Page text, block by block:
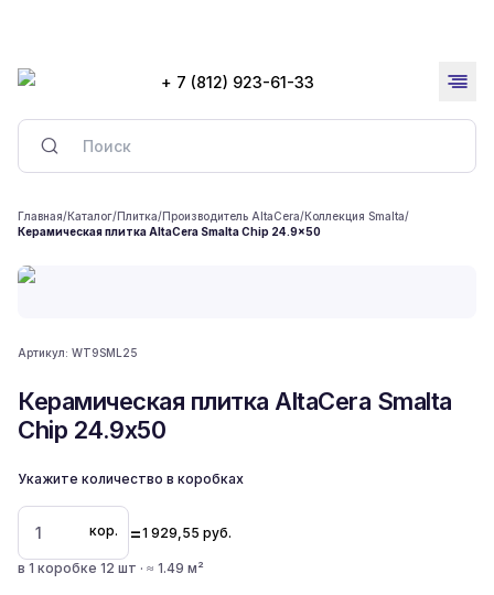
+ 7 (812) 923-61-33
Главная/Каталог/Плитка/Производитель AltaCera/Коллекция Smalta/
Керамическая плитка AltaCera Smalta Chip 24.9x50
Артикул: WT9SML25
Керамическая плитка AltaCera Smalta
Chip 24.9x50
Укажите количество в коробках
кор. =1 929,55 руб.
в 1 коробке 12 шт · ≈ 1.49 м²